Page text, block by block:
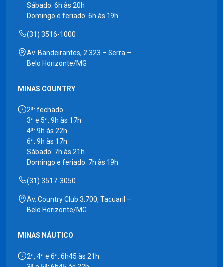
Sábado: 6h às 20h
Domingo e feriado: 6h às 19h
(31) 3516-1000
Av. Bandeirantes, 2.323 – Serra –
Belo Horizonte/MG
MINAS COUNTRY
2ª: fechado
3ª e 5ª: 9h às 17h
4ª: 9h às 22h
6ª: 9h às 17h
Sábado: 7h às 21h
Domingo e feriado: 7h às 19h
(31) 3517-3050
Av. Country Club 3.700, Taquaril –
Belo Horizonte/MG
MINAS NÁUTICO
2ª, 4ª e 6ª: 6h45 às 21h